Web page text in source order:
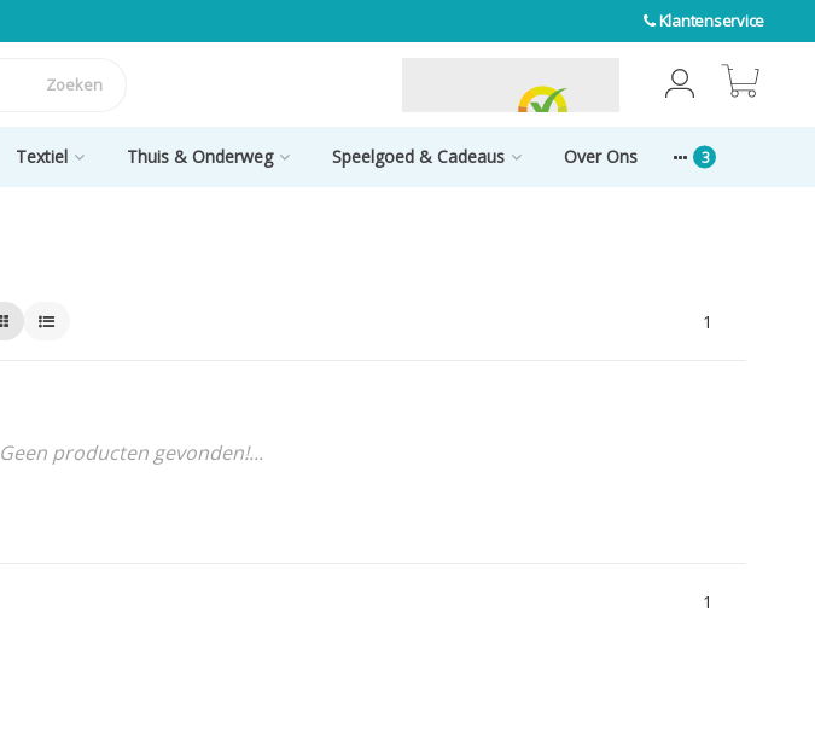
Klantenservice
Zoeken
Textiel Thuis & Onderweg Speelgoed & Cadeaus Over Ons
1
Geen producten gevonden!...
1